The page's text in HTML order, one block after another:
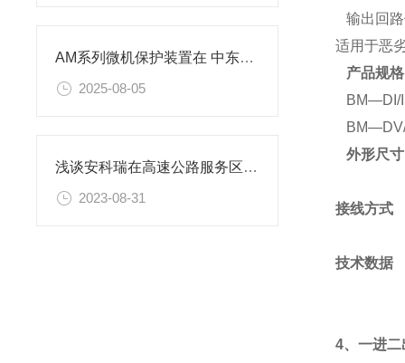
AM系列微机保护装置在 中东区天然气回收站配电工程中的应用
2025-08-05
浅谈安科瑞在高速公路服务区的分布式光伏并网发电
2023-08-31
输出回
适用于恶
产品规格
BM—DI/
外形尺寸
接线方式
技术数据
4、一进